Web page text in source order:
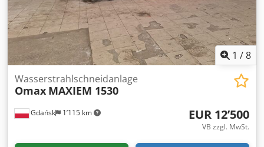
1 /8
Gdańsk 1’115 km
Wasserstrahlschneidanlage
Omax MAXIEM 1530
EUR 12’500
VB zzgl. MwSt.